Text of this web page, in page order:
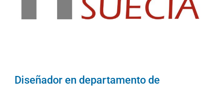
Diseñador en departamento de